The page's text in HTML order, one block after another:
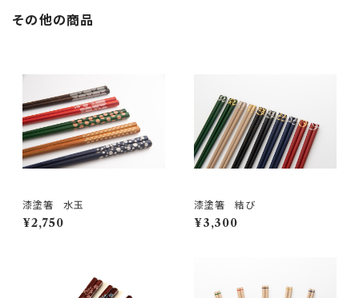
その他の商品
漆塗箸 水玉
¥2,750
漆塗箸 結び
¥3,300